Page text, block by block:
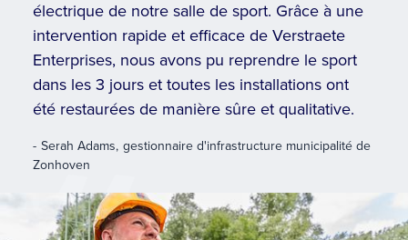
électrique de notre salle de sport. Grâce à une
intervention rapide et efficace de Verstraete
Enterprises, nous avons pu reprendre le sport
dans les 3 jours et toutes les installations ont
été restaurées de manière sûre et qualitative.
- Serah Adams, gestionnaire d'infrastructure municipalité de
Zonhoven